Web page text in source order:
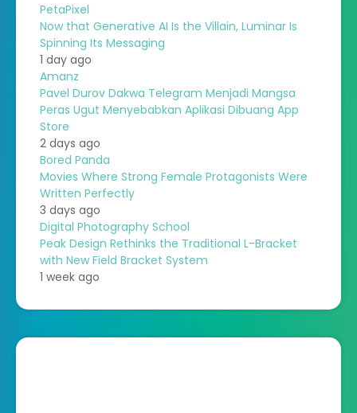
PetaPixel
Now that Generative AI Is the Villain, Luminar Is
Spinning Its Messaging
1 day ago
Amanz
Pavel Durov Dakwa Telegram Menjadi Mangsa
Peras Ugut Menyebabkan Aplikasi Dibuang App
Store
2 days ago
Bored Panda
Movies Where Strong Female Protagonists Were
Written Perfectly
3 days ago
Digital Photography School
Peak Design Rethinks the Traditional L-Bracket
with New Field Bracket System
1 week ago